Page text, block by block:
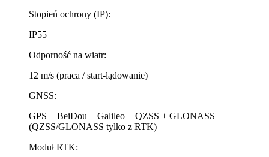
Stopień ochrony (IP):
IP55
Odporność na wiatr:
12 m/s (praca / start-lądowanie)
GNSS:
GPS + BeiDou + Galileo + QZSS + GLONASS
(QZSS/GLONASS tylko z RTK)
Moduł RTK: